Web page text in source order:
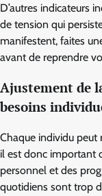
D’autres indicateurs
de tension qui
manifestent, faites
avant de reprendre
Ajustement de
besoins
Chaque individu peut
il est donc important
personnel et des
quotidiens sont trop